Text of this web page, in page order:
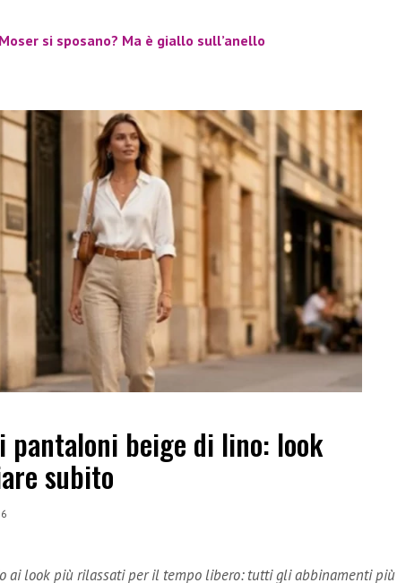
si sposano? Ma è giallo sull’anello
pantaloni beige di lino: look
subito
ai look più rilassati per il tempo libero: tutti gli abbinamenti più